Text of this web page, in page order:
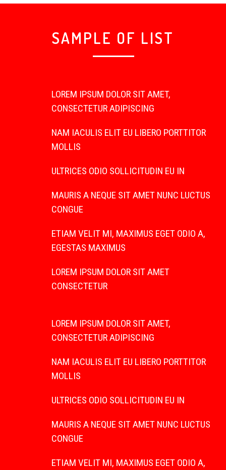
SAMPLE OF LIST
LOREM IPSUM DOLOR SIT AMET,
CONSECTETUR ADIPISCING
NAM IACULIS ELIT EU LIBERO PORTTITOR
MOLLIS
ULTRICES ODIO SOLLICITUDIN EU IN
MAURIS A NEQUE SIT AMET NUNC LUCTUS
CONGUE
ETIAM VELIT MI, MAXIMUS EGET ODIO A,
EGESTAS MAXIMUS
LOREM IPSUM DOLOR SIT AMET
CONSECTETUR
LOREM IPSUM DOLOR SIT AMET,
CONSECTETUR ADIPISCING
NAM IACULIS ELIT EU LIBERO PORTTITOR
MOLLIS
ULTRICES ODIO SOLLICITUDIN EU IN
MAURIS A NEQUE SIT AMET NUNC LUCTUS
CONGUE
ETIAM VELIT MI, MAXIMUS EGET ODIO A,